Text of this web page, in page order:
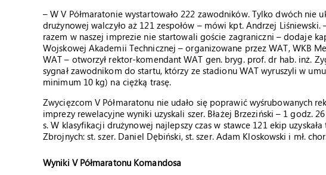
– W V Półmaratonie wystartowało 222 zawodników. Tylko dwóch nie
drużynowej walczyło aż 121 zespołów – mówi kpt. Andrzej
razem w naszej imprezie nie startowali goście zagraniczni – dodaje
Wojskowej Akademii Technicznej – organizowane przez WAT, WKB
WAT – otworzył rektor-komendant WAT gen. bryg. prof. dr hab. inż.
sygnał zawodnikom do startu, którzy ze stadionu WAT wyruszyli w
minimum 10 kg) na ciężką trasę.
Zwycięzcom V Półmaratonu nie udało się poprawić wyśrubowanych
imprezy rewelacyjne wyniki uzyskali szer. Błażej Brzeziński – 1 godz.
s. W klasyfikacji drużynowej najlepszy czas w stawce 121 ekip
Zbrojnych: st. szer. Daniel Dębiński, st. szer. Adam Kloskowski i mł.
Wyniki V Półmaratonu Komandosa